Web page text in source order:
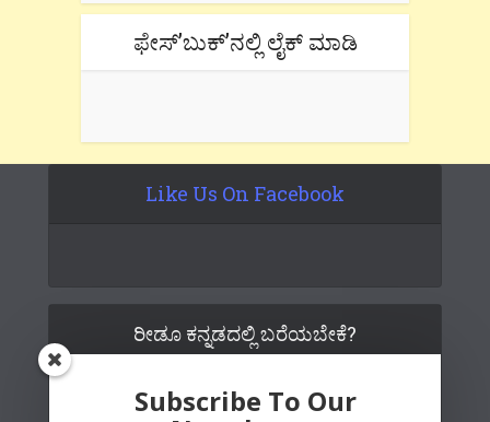
ಫೇಸ್’ಬುಕ್’ನಲ್ಲಿ ಲೈಕ್ ಮಾಡಿ
Like Us On Facebook
ರೀಡೂ ಕನ್ನಡದಲ್ಲಿ ಬರೆಯಬೇಕೆ?
Subscribe To Our